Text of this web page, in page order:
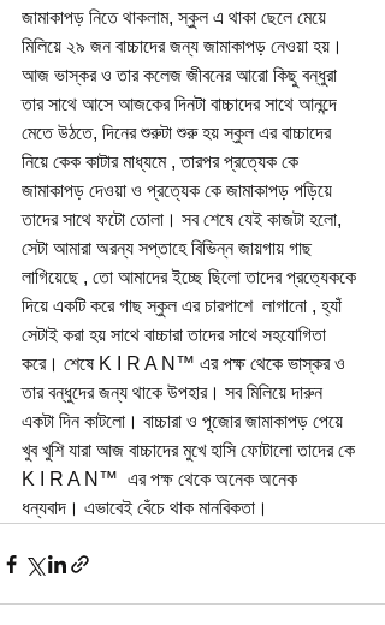
জামাকাপড় নিতে থাকলাম, স্কুল এ থাকা ছেলে মেয়ে
মিলিয়ে ২৯ জন বাচ্চাদের জন্য জামাকাপড় নেওয়া হয়।
আজ ভাস্কর ও তার কলেজ জীবনের আরো কিছু বন্ধুরা
তার সাথে আসে আজকের দিনটা বাচ্চাদের সাথে আনন্দে
মেতে উঠতে, দিনের শুরুটা শুরু হয় স্কুল এর বাচ্চাদের
নিয়ে কেক কাটার মাধ্যমে , তারপর প্রত্যেক কে
জামাকাপড় দেওয়া ও প্রত্যেক কে জামাকাপড় পড়িয়ে
তাদের সাথে ফটো তোলা। সব শেষে যেই কাজটা হলো,
সেটা আমারা অরন্য সপ্তাহে বিভিন্ন জায়গায় গাছ
লাগিয়েছে , তো আমাদের ইচ্ছে ছিলো তাদের প্রত্যেককে
দিয়ে একটি করে গাছ স্কুল এর চারপাশে  লাগানো , হ্যাঁ
সেটাই করা হয় সাথে বাচ্চারা তাদের সাথে সহযোগিতা
করে। শেষে K I R A N™ এর পক্ষ থেকে ভাস্কর ও
তার বন্ধুদের জন্য থাকে উপহার। সব মিলিয়ে দারুন
একটা দিন কাটলো। বাচ্চারা ও পূজোর জামাকাপড় পেয়ে
খুব খুশি যারা আজ বাচ্চাদের মুখে হাসি ফোটালো তাদের কে
K I R A N™  এর পক্ষ থেকে অনেক অনেক
ধন্যবাদ। এভাবেই বেঁচে থাক মানবিকতা।